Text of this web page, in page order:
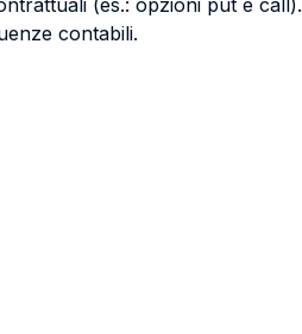
(es.: opzioni put e call).
contabili.